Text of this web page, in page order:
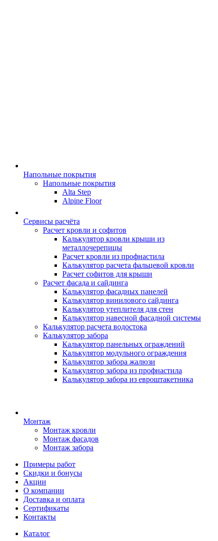
Напольные покрытия
Напольные покрытия
Alta Step
Alpine Floor
Сервисы расчёта
Расчет кровли и софитов
Калькулятор кровли крыши из
металлочерепицы
Расчет кровли из профнастила
Калькулятор расчета фальцевой кровли
Расчет софитов для крыши
Расчет фасада и сайдинга
Калькулятор фасадных панелей
Калькулятор винилового сайдинга
Калькулятор утеплителя для стен
Калькулятор навесной фасадной системы
Калькулятор расчета водостока
Калькулятор забора
Калькулятор панельных ограждений
Калькулятор модульного ограждения
Калькулятор забора жалюзи
Калькулятор забора из профнастила
Калькулятор забора из евроштакетника
Монтаж
Монтаж кровли
Монтаж фасадов
Монтаж забора
Примеры работ
Скидки и бонусы
Акции
О компании
Доставка и оплата
Сертификаты
Контакты
Каталог